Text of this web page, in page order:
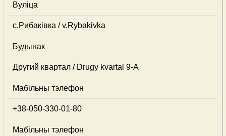
Вуліца
с.Рибаківка / v.Rybakivka
Будынак
Другий квартал / Drugy kvartal 9-А
Мабільны тэлефон
+38-050-330-01-80
Мабільны тэлефон